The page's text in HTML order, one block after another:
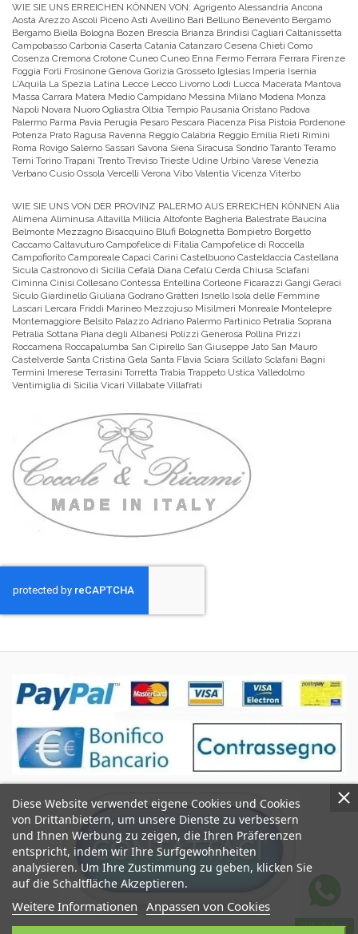
WIE SIE UNS ERREICHEN KÖNNEN VON: Agrigento Alessandria Ancona
Aosta Arezzo Ascoli Piceno Asti Avellino Bari Belluno Benevento Bergamo
Bergamo Biella Bologna Bozen Brescia Brianza Brindisi Cagliari Caltanissetta
Campobasso Carbonia Caserta Catania Catanzaro Cesena Chieti Como
Cosenza Cremona Crotone Cuneo Cuneo Enna Fermo Ferrara Ferrara Firenze
Foggia Forli Frosinone Genova Gorizia Grosseto Iglesias Imperia Isernia
L'Aquila La Spezia Latina Lecce Lecco Livorno Lodi Lucca Macerata Mantova
Massa Carrara Matera Medio Campidano Messina Milano Modena Monza
Napoli Novara Nuoro Ogliastra Olbia Tempio Pausania Oristano Padova
Palermo Parma Pavia Perugia Pesaro Pescara Piacenza Pisa Pistoia Pordenone
Potenza Prato Ragusa Ravenna Reggio Calabria Reggio Emilia Rieti Rimini
Roma Rovigo Salerno Sassari Savona Siena Siracusa Sondrio Taranto Teramo
Terni Torino Trapani Trento Treviso Trieste Udine Urbino Varese Venezia
Verbano Cusio Ossola Vercelli Verona Vibo Valentia Vicenza Viterbo
WIE SIE UNS VON DER PROVINZ PALERMO AUS ERREICHEN KÖNNEN Alia
Alimena Aliminusa Altavilla Milicia Altofonte Bagheria Balestrate Baucina
Belmonte Mezzagno Bisacquino Blufi Bolognetta Bompietro Borgetto
Caccamo Caltavuturo Campofelice di Fitalia Campofelice di Roccella
Campofiorito Camporeale Capaci Carini Castelbuono Casteldaccia Castellana
Sicula Castronovo di Sicilia Cefalà Diana Cefalù Cerda Chiusa Sclafani
Ciminna Cinisi Collesano Contessa Entellina Corleone Ficarazzi Gangi Geraci
Siculo Giardinello Giuliana Godrano Gratteri Isnello Isola delle Femmine
Lascari Lercara Friddi Marineo Mezzojuso Misilmeri Monreale Montelepre
Montemaggiore Belsito Palazzo Adriano Palermo Partinico Petralia Soprana
Petralia Sottana Piana degli Albanesi Polizzi Generosa Pollina Prizzi
Roccamena Roccapalumba San Cipirello San Giuseppe Jato San Mauro
Castelverde Santa Cristina Gela Santa Flavia Sciara Scillato Sclafani Bagni
Termini Imerese Terrasini Torretta Trabia Trappeto Ustica Valledolmo
Ventimiglia di Sicilia Vicari Villabate Villafrati
WhatsApp
Diese Website verwendet eigene Cookies und Cookies
von Drittanbietern, um unsere Dienste zu verbessern
und Ihnen Werbung zu zeigen, die Ihren Präferenzen
entspricht, indem wir Ihre Surfgewohnheiten
analysieren. Um Ihre Zustimmung zu geben, klicken Sie
auf die Schaltfläche Akzeptieren.
Weitere Informationen Anpassen von Cookies